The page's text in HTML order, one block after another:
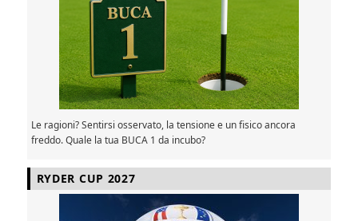
Le ragioni? Sentirsi osservato, la tensione e un fisico ancora
freddo. Quale la tua BUCA 1 da incubo?
RYDER CUP 2027